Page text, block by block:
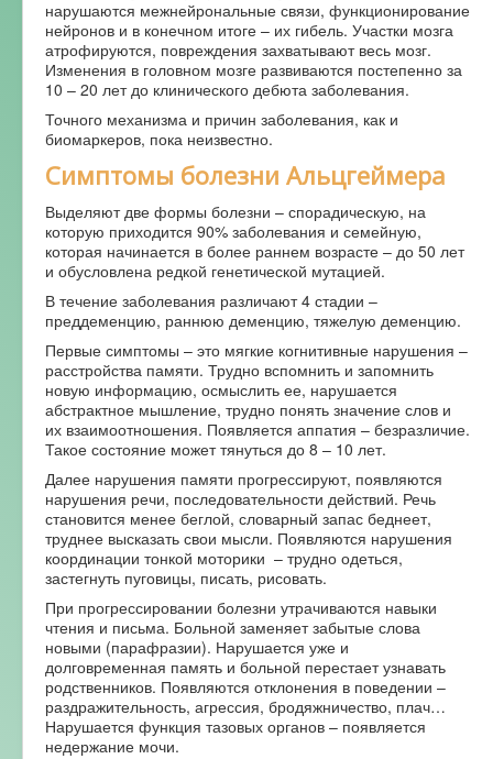
нарушаются межнейрональные связи, функционирование
нейронов и в конечном итоге – их гибель. Участки мозга
атрофируются, повреждения захватывают весь мозг.
Изменения в головном мозге развиваются постепенно за
10 – 20 лет до клинического дебюта заболевания.
Точного механизма и причин заболевания, как и
биомаркеров, пока неизвестно.
Симптомы болезни Альцгеймера
Выделяют две формы болезни – спорадическую, на
которую приходится 90% заболевания и семейную,
которая начинается в более раннем возрасте – до 50 лет
и обусловлена редкой генетической мутацией.
В течение заболевания различают 4 стадии –
преддеменцию, раннюю деменцию, тяжелую деменцию.
Первые симптомы – это мягкие когнитивные нарушения –
расстройства памяти. Трудно вспомнить и запомнить
новую информацию, осмыслить ее, нарушается
абстрактное мышление, трудно понять значение слов и
их взаимоотношения. Появляется аппатия – безразличие.
Такое состояние может тянуться до 8 – 10 лет.
Далее нарушения памяти прогрессируют, появляются
нарушения речи, последовательности действий. Речь
становится менее беглой, словарный запас беднеет,
труднее высказать свои мысли. Появляются нарушения
координации тонкой моторики – трудно одеться,
застегнуть пуговицы, писать, рисовать.
При прогрессировании болезни утрачиваются навыки
чтения и письма. Больной заменяет забытые слова
новыми (парафразии). Нарушается уже и
долговременная память и больной перестает узнавать
родственников. Появляются отклонения в поведении –
раздражительность, агрессия, бродяжничество, плач…
Нарушается функция тазовых органов – появляется
недержание мочи.